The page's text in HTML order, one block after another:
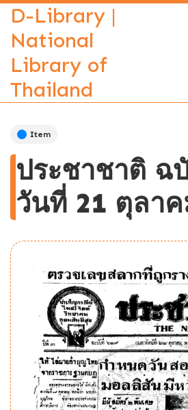
D-Library |
National
Library of
Thailand
Item
ประชาชาติ ฉ
วันที่ 21 ตุลา